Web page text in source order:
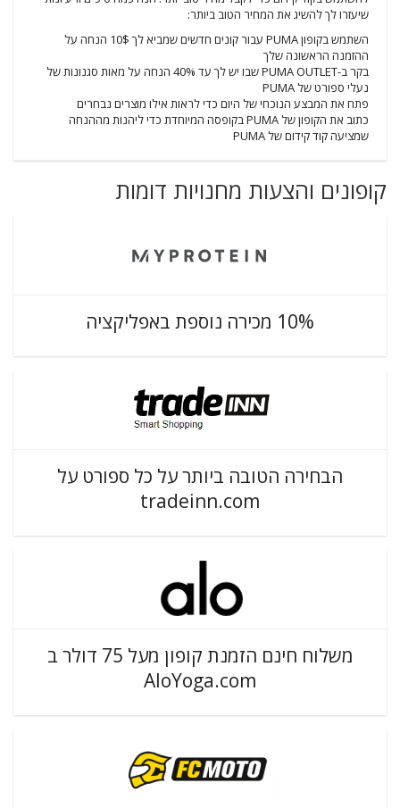
שיעזרו לך להשיג את המחיר הטוב ביותר:
השתמש בקופון PUMA עבור קונים חדשים שמביא לך 10$ הנחה על
ההזמנה הראשונה שלך
בקר ב-PUMA OUTLET שבו יש לך עד 40% הנחה על מאות סגנונות של
נעלי ספורט של PUMA
פתח את המבצע הנוכחי של היום כדי לראות אילו מוצרים נבחרים
כתוב את הקופון של PUMA בקופסה המיוחדת כדי ליהנות מההנחה
שמציעה קוד קידום של PUMA
קופונים והצעות מחנויות דומות
10% מכירה נוספת באפליקציה
הבחירה הטובה ביותר על כל ספורט על
tradeinn.com
משלוח חינם הזמנת קופון מעל 75 דולר ב
AloYoga.com